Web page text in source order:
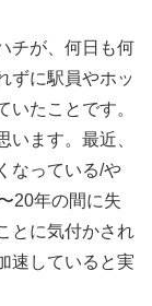
チが、何日も何
ずに駅員やホッ
いたことです。
ます。最近、
なっている/や
20年の間に失
とに気付かされ
速していると実